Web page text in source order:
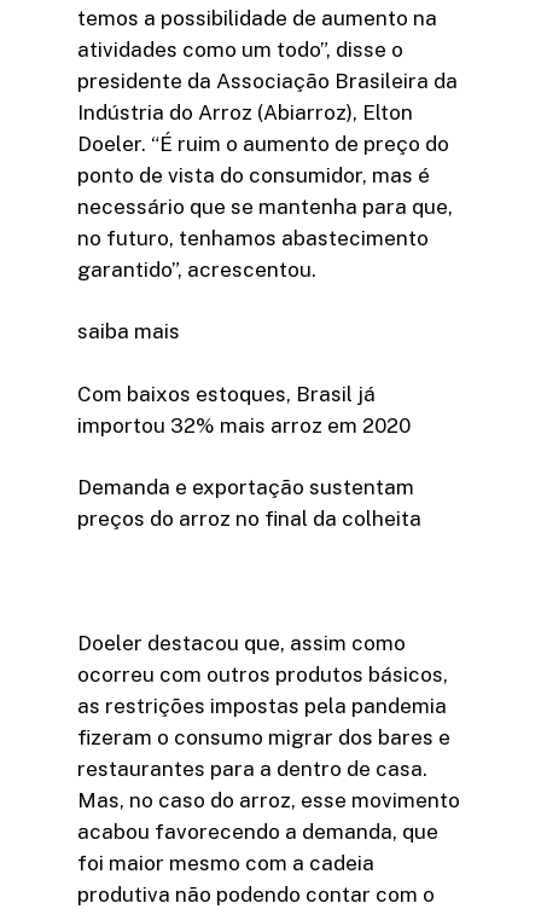
temos a possibilidade de aumento na
atividades como um todo”, disse o
presidente da Associação Brasileira da
Indústria do Arroz (Abiarroz), Elton
Doeler. “É ruim o aumento de preço do
ponto de vista do consumidor, mas é
necessário que se mantenha para que,
no futuro, tenhamos abastecimento
garantido”, acrescentou.
saiba mais
Com baixos estoques, Brasil já
importou 32% mais arroz em 2020
Demanda e exportação sustentam
preços do arroz no final da colheita
Doeler destacou que, assim como
ocorreu com outros produtos básicos,
as restrições impostas pela pandemia
fizeram o consumo migrar dos bares e
restaurantes para a dentro de casa.
Mas, no caso do arroz, esse movimento
acabou favorecendo a demanda, que
foi maior mesmo com a cadeia
produtiva não podendo contar com o